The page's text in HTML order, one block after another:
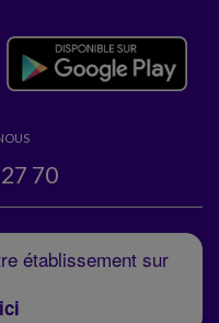
70
établissement sur